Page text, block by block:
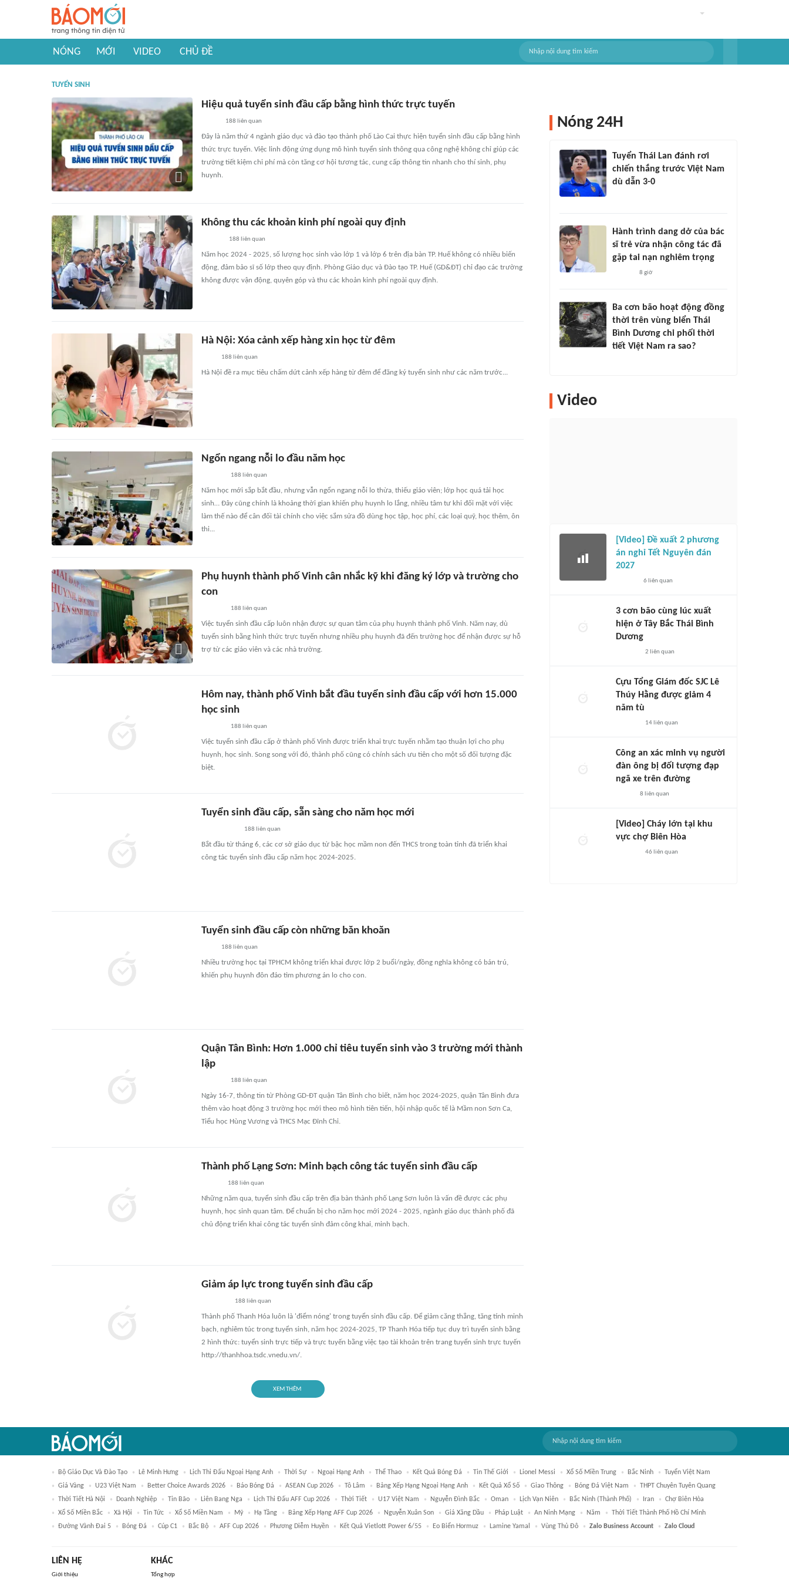
NÓNG MỚI VIDEO CHỦ ĐỀ
TUYỂN SINH
Hiệu quả tuyển sinh đầu cấp bằng hình thức trực tuyến
188 liên quan
Đây là năm thứ 4 ngành giáo dục và đào tạo thành phố Lào Cai thực hiện tuyển sinh đầu cấp bằng hình
thức trực tuyến. Việc linh động ứng dụng mô hình tuyển sinh thông qua công nghệ không chỉ giúp các
trường tiết kiệm chi phí mà còn tăng cơ hội tương tác, cung cấp thông tin nhanh cho thí sinh, phụ
huynh.
Không thu các khoản kinh phí ngoài quy định
188 liên quan
Năm học 2024 - 2025, số lượng học sinh vào lớp 1 và lớp 6 trên địa bàn TP. Huế không có nhiều biến
động, đảm bảo sĩ số lớp theo quy định. Phòng Giáo dục và Đào tạo TP. Huế (GD&ĐT) chỉ đạo các trường
không được vận động, quyên góp và thu các khoản kinh phí ngoài quy định.
Hà Nội: Xóa cảnh xếp hàng xin học từ đêm
188 liên quan
Hà Nội đề ra mục tiêu chấm dứt cảnh xếp hàng từ đêm để đăng ký tuyển sinh như các năm trước...
Ngổn ngang nỗi lo đầu năm học
188 liên quan
Năm học mới sắp bắt đầu, nhưng vẫn ngổn ngang nỗi lo thừa, thiếu giáo viên; lớp học quá tải học
sinh… Đây cũng chính là khoảng thời gian khiến phụ huynh lo lắng, nhiều tâm tư khi đối mặt với việc
làm thế nào để cân đối tài chính cho việc sắm sửa đồ dùng học tập, học phí, các loại quỹ, học thêm, ôn
thi...
Phụ huynh thành phố Vinh cân nhắc kỹ khi đăng ký lớp và trường cho
con
188 liên quan
Việc tuyển sinh đầu cấp luôn nhận được sự quan tâm của phụ huynh thành phố Vinh. Năm nay, dù
tuyển sinh bằng hình thức trực tuyến nhưng nhiều phụ huynh đã đến trường học để nhận được sự hỗ
trợ từ các giáo viên và các nhà trường.
Hôm nay, thành phố Vinh bắt đầu tuyển sinh đầu cấp với hơn 15.000
học sinh
188 liên quan
Việc tuyển sinh đầu cấp ở thành phố Vinh được triển khai trực tuyến nhằm tạo thuận lợi cho phụ
huynh, học sinh. Song song với đó, thành phố cũng có chính sách ưu tiên cho một số đối tượng đặc
biệt.
Tuyển sinh đầu cấp, sẵn sàng cho năm học mới
188 liên quan
Bắt đầu từ tháng 6, các cơ sở giáo dục từ bậc học mầm non đến THCS trong toàn tỉnh đã triển khai
công tác tuyển sinh đầu cấp năm học 2024-2025.
Tuyển sinh đầu cấp còn những băn khoăn
188 liên quan
Nhiều trường học tại TPHCM không triển khai được lớp 2 buổi/ngày, đồng nghĩa không có bán trú,
khiến phụ huynh đôn đáo tìm phương án lo cho con.
Quận Tân Bình: Hơn 1.000 chỉ tiêu tuyển sinh vào 3 trường mới thành
lập
188 liên quan
Ngày 16-7, thông tin từ Phòng GD-ĐT quận Tân Bình cho biết, năm học 2024-2025, quận Tân Bình đưa
thêm vào hoạt động 3 trường học mới theo mô hình tiên tiến, hội nhập quốc tế là Mầm non Sơn Ca,
Tiểu học Hùng Vương và THCS Mạc Đĩnh Chi.
Thành phố Lạng Sơn: Minh bạch công tác tuyển sinh đầu cấp
188 liên quan
Những năm qua, tuyển sinh đầu cấp trên địa bàn thành phố Lạng Sơn luôn là vấn đề được các phụ
huynh, học sinh quan tâm. Để chuẩn bị cho năm học mới 2024 - 2025, ngành giáo dục thành phố đã
chủ động triển khai công tác tuyển sinh đảm công khai, minh bạch.
Giảm áp lực trong tuyển sinh đầu cấp
188 liên quan
Thành phố Thanh Hóa luôn là 'điểm nóng' trong tuyển sinh đầu cấp. Để giảm căng thẳng, tăng tính minh
bạch, nghiêm túc trong tuyển sinh, năm học 2024-2025, TP Thanh Hóa tiếp tục duy trì tuyển sinh bằng
2 hình thức: tuyển sinh trực tiếp và trực tuyến bằng việc tạo tài khoản trên trang tuyển sinh trực tuyến
http://thanhhoa.tsdc.vnedu.vn/.
XEM THÊM
Nóng 24H
Tuyển Thái Lan đánh rơi
chiến thắng trước Việt Nam
dù dẫn 3-0
Hành trình dang dở của bác
sĩ trẻ vừa nhận công tác đã
gặp tai nạn nghiêm trọng
8 giờ
Ba cơn bão hoạt động đồng
thời trên vùng biển Thái
Bình Dương chi phối thời
tiết Việt Nam ra sao?
Video
[Video] Đề xuất 2 phương
án nghỉ Tết Nguyên đán
2027
6 liên quan
3 cơn bão cùng lúc xuất
hiện ở Tây Bắc Thái Bình
Dương
2 liên quan
Cựu Tổng Giám đốc SJC Lê
Thúy Hằng được giảm 4
năm tù
14 liên quan
Công an xác minh vụ người
đàn ông bị đối tượng đạp
ngã xe trên đường
8 liên quan
[Video] Cháy lớn tại khu
vực chợ Biên Hòa
46 liên quan
Bộ Giáo Dục Và Đào Tạo Lê Minh Hưng Lịch Thi Đấu Ngoại Hạng Anh Thời Sự Ngoại Hạng Anh Thể Thao Kết Quả Bóng Đá Tin Thế Giới Lionel Messi Xổ Số Miền Trung Bắc Ninh
Tuyển Việt Nam
Giá Vàng
U23 Việt Nam Better Choice Awards 2026 Báo Bóng Đá ASEAN Cup 2026 Tô Lâm Bảng Xếp Hạng Ngoại Hạng Anh Kết Quả Xổ Số Giao Thông Bóng Đá Việt Nam
THPT Chuyên Tuyên Quang
Thời Tiết Hà Nội
Doanh Nghiệp Tin Bão Liên Bang Nga Lịch Thi Đấu AFF Cup 2026 Thời Tiết U17 Việt Nam Nguyễn Đình Bắc Oman Lịch Vạn Niên Bắc Ninh (thành Phố) Iran
Chợ Biên Hòa
Xổ Số Miền Bắc
Xã Hội Tin Tức Xổ Số Miền Nam Mỹ Hạ Tầng Bảng Xếp Hạng AFF Cup 2026 Nguyễn Xuân Son Giá Xăng Dầu Pháp Luật An Ninh Mạng Năm
Thời Tiết Thành Phố Hồ Chí Minh
Đường Vành Đai 5
Bóng Đá Cúp C1 Bắc Bộ AFF Cup 2026 Phương Diễm Huyền Kết Quả Vietlott Power 6/55 Eo Biển Hormuz Lamine Yamal Vùng Thủ Đô Zalo Business Account Zalo Cloud
LIÊN HỆ
Giới thiệu
KHÁC
Tổng hợp